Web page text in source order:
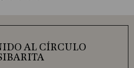
AL CÍRCULO